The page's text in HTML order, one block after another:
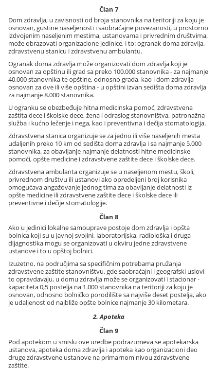
Član 7
Dom zdravlja, u zavisnosti od broja stanovnika na teritoriji za koju je
osnovan, gustine naseljenosti i saobraćajne povezanosti, u prostorno
izdvojenim naseljenim mestima, ustanovama i privrednim društvima,
može obrazovati organizacione jedinice, i to: ogranak doma zdravlja,
zdravstvenu stanicu i zdravstvenu ambulantu.
Ogranak doma zdravlja može organizovati dom zdravlja koji je
osnovan za opštinu ili grad sa preko 100.000 stanovnika - za najmanje
40.000 stanovnika te opštine, odnosno grada, kao i dom zdravlja
osnovan za dve ili više opština - u opštini izvan sedišta doma zdravlja
za najmanje 8.000 stanovnika.
U ogranku se obezbeđuje hitna medicinska pomoć, zdravstvena
zaštita dece i školske dece, žena i odraslog stanovništva, patronažna
služba i kućno lečenje i nega, kao i preventivna i dečija stomatologija.
Zdravstvena stanica organizuje se za jedno ili više naseljenih mesta
udaljenih preko 10 km od sedišta doma zdravlja i sa najmanje 5.000
stanovnika, za obavljanje najmanje delatnosti hitne medicinske
pomoći, opšte medicine i zdravstvene zaštite dece i školske dece.
Zdravstvena ambulanta organizuje se u naseljenom mestu, školi,
privrednom društvu ili ustanovi ako opredeljeni broj korisnika
omogućava angažovanje jednog tima za obavljanje delatnosti iz
opšte medicine ili zdravstvene zaštite dece i školske dece ili
preventivne i dečije stomatologije.
Član 8
Ako u jedinici lokalne samouprave postoje dom zdravlja i opšta
bolnica koji su u javnoj svojini, laboratorijska, radiološka i druga
dijagnostika mogu se organizovati u okviru jedne zdravstvene
ustanove i to u opštoj bolnici.
Izuzetno, na područjima sa specifičnim potrebama pružanja
zdravstvene zaštite stanovništvu, gde saobraćajni i geografski uslovi
to opravdavaju, u domu zdravlja može se organizovati i stacionar -
kapaciteta 0,5 postelja na 1.000 stanovnika na teritoriji za koju je
osnovan, odnosno bolničko porodilište sa najviše deset postelja, ako
je udaljenost od najbliže opšte bolnice najmanje 30 kilometara.
2. Apoteka
Član 9
Pod apotekom u smislu ove uredbe podrazumeva se apotekarska
ustanova, apoteka doma zdravlja i apoteka kao organizacioni deo
druge zdravstvene ustanove na primarnom nivou zdravstvene
zaštite.